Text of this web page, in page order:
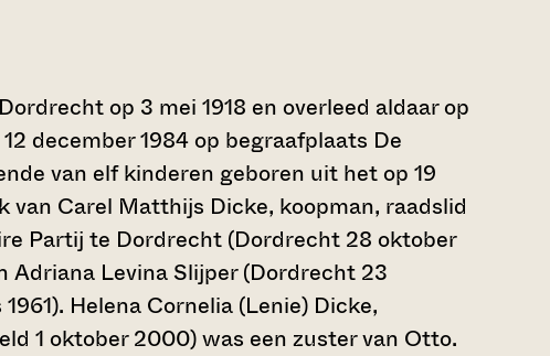
op 3 mei 1918 en overleed aldaar op
december 1984 op begraafplaats De
van elf kinderen geboren uit het op 19
Carel Matthijs Dicke, koopman, raadslid
Partij te Dordrecht (Dordrecht 28 oktober
Adriana Levina Slijper (Dordrecht 23
Helena Cornelia (Lenie) Dicke,
1 oktober 2000) was een zuster van Otto.